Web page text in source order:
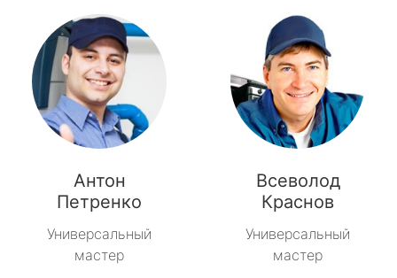
Антон
Петренко
Универсальный
мастер
Всеволод
Краснов
Универсальный
мастер